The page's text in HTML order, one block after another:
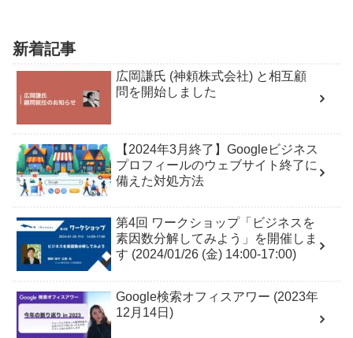
きません。」というエラー
が出た際の対処方法！
新着記事
広岡謙氏 (神頼株式会社) と相互顧
問を開始しました
【2024年3月終了】Googleビジネス
プロフィールのウェブサイト終了に
備えた対処方法
第4回 ワークショップ「ビジネスを
素因数分解してみよう」を開催しま
す (2024/01/26 (金) 14:00-17:00)
Google検索オフィスアワー (2023年
12月14日)